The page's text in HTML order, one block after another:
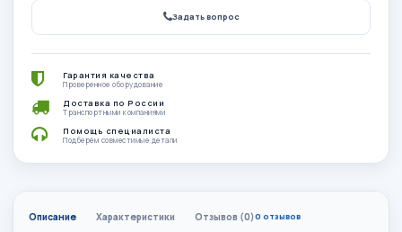
Задать вопрос
Гарантия качества
Проверенное оборудование
Доставка по России
Транспортными компаниями
Помощь специалиста
Подберём совместимые детали
Описание Характеристики Отзывов (0)0 отзывов